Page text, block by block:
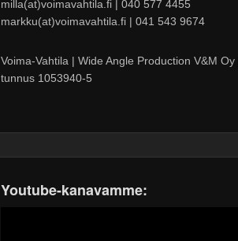
milla(at)voimavahtila.fi | 040 577 4455
markku(at)voimavahtila.fi | 041 543 9674
Voima-Vahtila | Wide Angle Production V&M Oy
tunnus 1053940-5
Youtube-kanavamme: